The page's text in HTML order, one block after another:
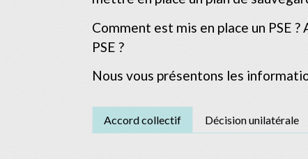
Comment est mis en place un PSE
PSE ?
Nous vous présentons les
Accord collectif Décision unilatérale